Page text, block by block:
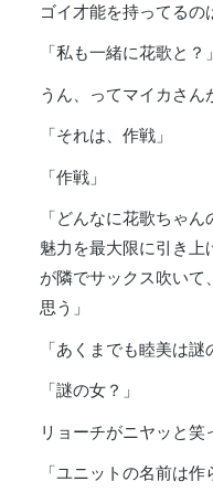
ゴイ才能を持ってるの
「私も一緒に花歌と？」
うん、ってマイカさん
「それは、作戦」
「作戦」
「どんなに花歌ちゃ
魅力を最大限に引き上
が隣でサックス吹いて
思う」
「あくまでも睦美は謎
「謎の女？」
リョーチがニヤッと笑
「ユニットの名前は